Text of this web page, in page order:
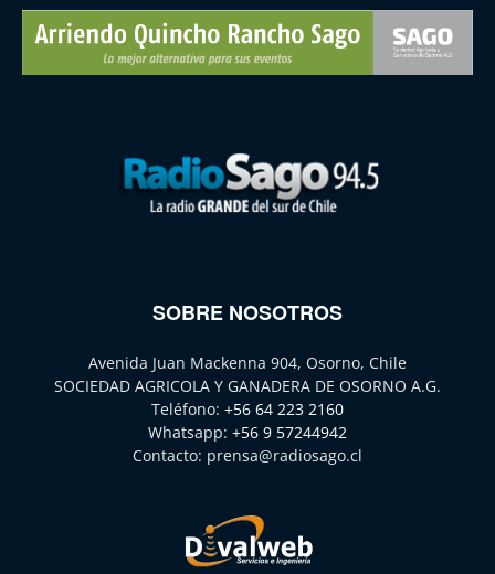
SOBRE NOSOTROS
Avenida Juan Mackenna 904, Osorno, Chile
SOCIEDAD AGRICOLA Y GANADERA DE OSORNO A.G.
Teléfono: +56 64 223 2160
Whatsapp: +56 9 57244942
Contacto: prensa@radiosago.cl